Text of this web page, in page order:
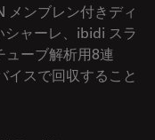
メンブレン付きディ
シャーレ、ibidi スラ
ューブ解析用8連
イスで回収すること